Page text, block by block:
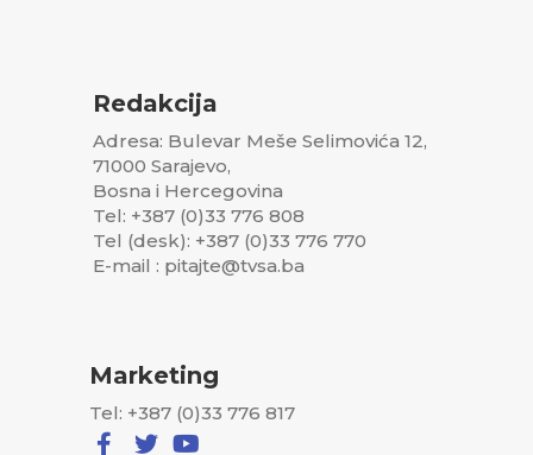
Redakcija
Adresa: Bulevar Meše Selimovića 12,
71000 Sarajevo,
Bosna i Hercegovina
Tel: +387 (0)33 776 808
Tel (desk): +387 (0)33 776 770
E-mail : pitajte@tvsa.ba
Marketing
Tel: +387 (0)33 776 817